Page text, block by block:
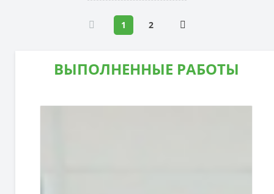
1 2
ВЫПОЛНЕННЫЕ РАБОТЫ